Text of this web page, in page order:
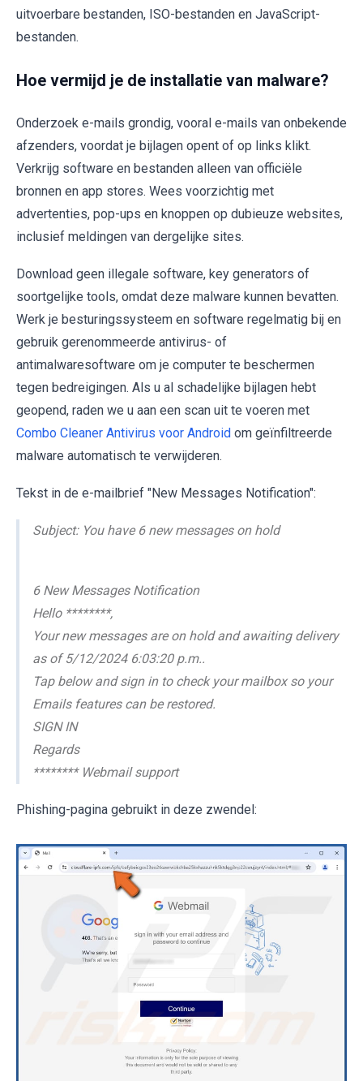
uitvoerbare bestanden, ISO-bestanden en JavaScript-
bestanden.
Hoe vermijd je de installatie van malware?
Onderzoek e-mails grondig, vooral e-mails van onbekende
afzenders, voordat je bijlagen opent of op links klikt.
Verkrijg software en bestanden alleen van officiële
bronnen en app stores. Wees voorzichtig met
advertenties, pop-ups en knoppen op dubieuze websites,
inclusief meldingen van dergelijke sites.
Download geen illegale software, key generators of
soortgelijke tools, omdat deze malware kunnen bevatten.
Werk je besturingssysteem en software regelmatig bij en
gebruik gerenommeerde antivirus- of
antimalwaresoftware om je computer te beschermen
tegen bedreigingen. Als u al schadelijke bijlagen hebt
geopend, raden we u aan een scan uit te voeren met
Combo Cleaner Antivirus voor Android om geïnfiltreerde
malware automatisch te verwijderen.
Tekst in de e-mailbrief "New Messages Notification":
Subject: You have 6 new messages on hold
6 New Messages Notification
Hello ********,
Your new messages are on hold and awaiting delivery
as of 5/12/2024 6:03:20 p.m..
Tap below and sign in to check your mailbox so your
Emails features can be restored.
SIGN IN
Regards
******** Webmail support
Phishing-pagina gebruikt in deze zwendel: